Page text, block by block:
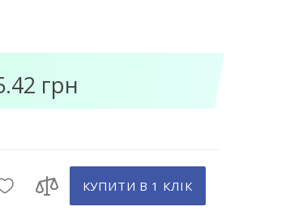
грн
КУПИТИ В 1 КЛIК